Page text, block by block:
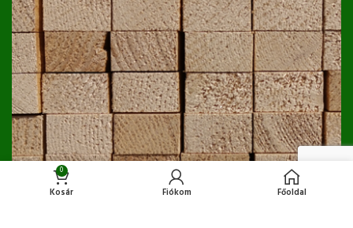
0
Kosár Fiókom Főoldal